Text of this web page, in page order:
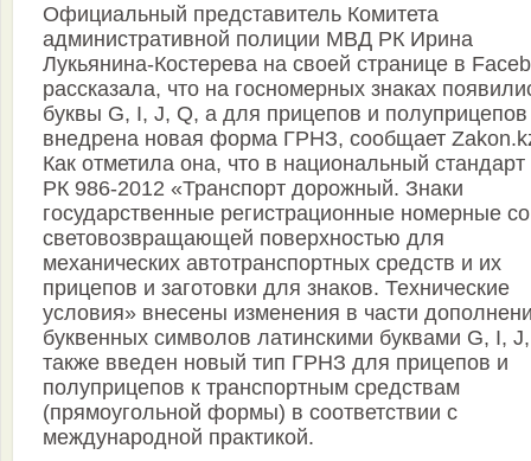
Официальный представитель Комитета
административной полиции МВД РК Ирина
Лукьянина-Костерева на своей странице в
рассказала, что на госномерных знаках
буквы G, I, J, Q, а для прицепов и полуприцепов
внедрена новая форма ГРНЗ, сообщает
Как отметила она, что в национальный
РК 986-2012 «Транспорт дорожный. Знаки
государственные регистрационные номерные со
световозвращающей поверхностью для
механических автотранспортных средств и их
прицепов и заготовки для знаков. Технические
условия» внесены изменения в части
буквенных символов латинскими буквами G, I,
также введен новый тип ГРНЗ для прицепов и
полуприцепов к транспортным средствам
(прямоугольной формы) в соответствии с
международной практикой.